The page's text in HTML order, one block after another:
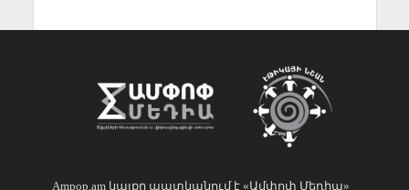
Ampop.am կայքը պատկանում է «Ամփոփ Մեդիա»